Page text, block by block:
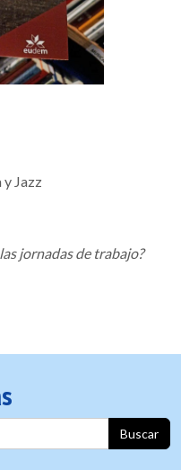
y Jazz
jornadas de trabajo?
Buscar